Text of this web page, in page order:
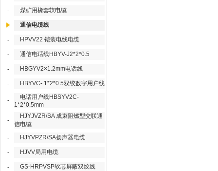
- 煤矿用橡套软电缆
通信电缆线
- HPVV22 铠装电线电缆
- 通信电话线HBYV-J2*2*0.5
- HBGYV2×1.2mm电话线
- HBYVC- 1*2*0.5双绞数字用户线
-
电话用户线HBSYV2C-
1*2*0.5mm
-
HJYJVZR/SA 成束阻燃型交联通
信电缆
-
HJYVPZR/SA扬声器电缆
- HJVV局用电缆
- GS-HRPVSP软芯屏蔽双绞线